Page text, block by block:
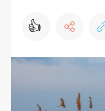
👍